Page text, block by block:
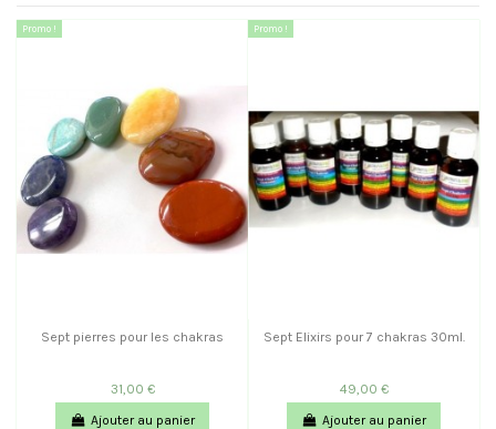
Promo !
Sept pierres pour les chakras
31,00 €
Ajouter au panier
Promo !
Sept Elixirs pour 7 chakras 30ml.
49,00 €
Ajouter au panier